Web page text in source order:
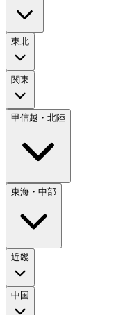
東北
関東
甲信越・北陸
東海・中部
近畿
中国